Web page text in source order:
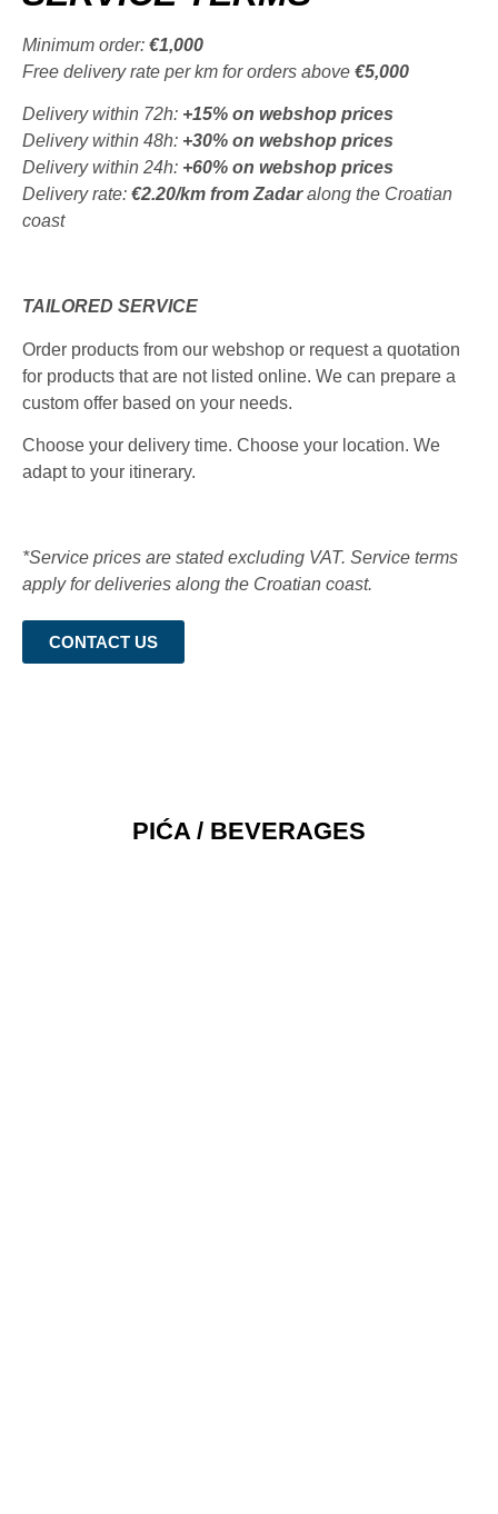
Minimum order: €1,000
Free delivery rate per km for orders above €5,000
Delivery within 72h: +15% on webshop prices
Delivery within 48h: +30% on webshop prices
Delivery within 24h: +60% on webshop prices
Delivery rate: €2.20/km from Zadaralong the Croatian
coast
TAILORED SERVICE
Order products from our webshop or request a quotation
for products that are not listed online. We can prepare a
custom offer based on your needs.
Choose your delivery time. Choose your location. We
adapt to your itinerary.
*Service prices are stated excluding VAT. Service terms
apply for deliveries along the Croatian coast.
CONTACT US
PIĆA / BEVERAGES